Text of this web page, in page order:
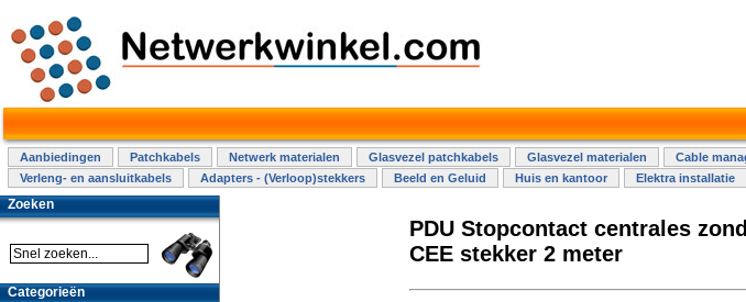
Aanbiedingen Patchkabels Netwerk materialen Glasvezel patchkabels Glasvezel materialen Cable
Verleng- en aansluitkabels
Adapters - (Verloop)stekkers Beeld en Geluid Huis en kantoor Elektra installatie
PDU Stopcontact centrales
CEE stekker 2 meter
Zoeken
Categorieën